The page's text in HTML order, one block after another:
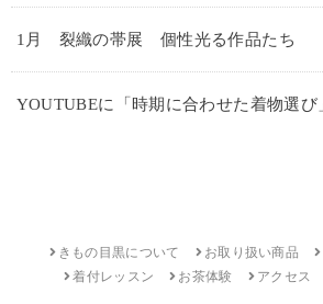
1月 裂織の帯展 個性光る作品たち
YOUTUBEに「時期に合わせた着物選び
きもの目黒について お取り扱い商品
着付レッスン
お茶体験 アクセス